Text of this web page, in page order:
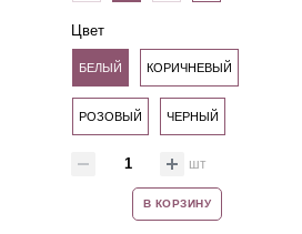
Цвет
БЕЛЫЙ КОРИЧНЕВЫЙ
РОЗОВЫЙ ЧЕРНЫЙ
шт
В КОРЗИНУ